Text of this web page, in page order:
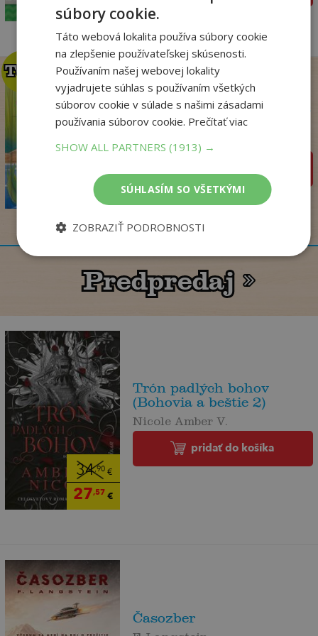
3 ,95
€
,95
TOP
TOP
Palculienka - Rozprávka s
puzzle
Predpredaj
Predpredaj
34,90€
27,57 €
Trón padlých bohov
(Bohovia a beštie 2)
Nicole Amber V.
pridať do košíka
Časozber
F. Langstein
súbory cookie.
Táto webová lokalita používa súbory cookie
na zlepšenie používateľskej skúsenosti.
Používaním našej webovej lokality
vyjadrujete súhlas s používaním všetkých
súborov cookie v súlade s našimi zásadami
používania súborov cookie. Prečítať viac
SHOW ALL PARTNERS(1913) →
SÚHLASÍM SO VŠETKÝMI
ZOBRAZIŤ PODROBNOSTI